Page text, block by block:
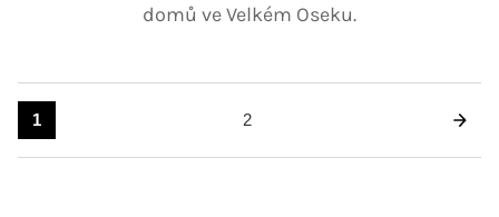
domů ve Velkém Oseku.
1 2